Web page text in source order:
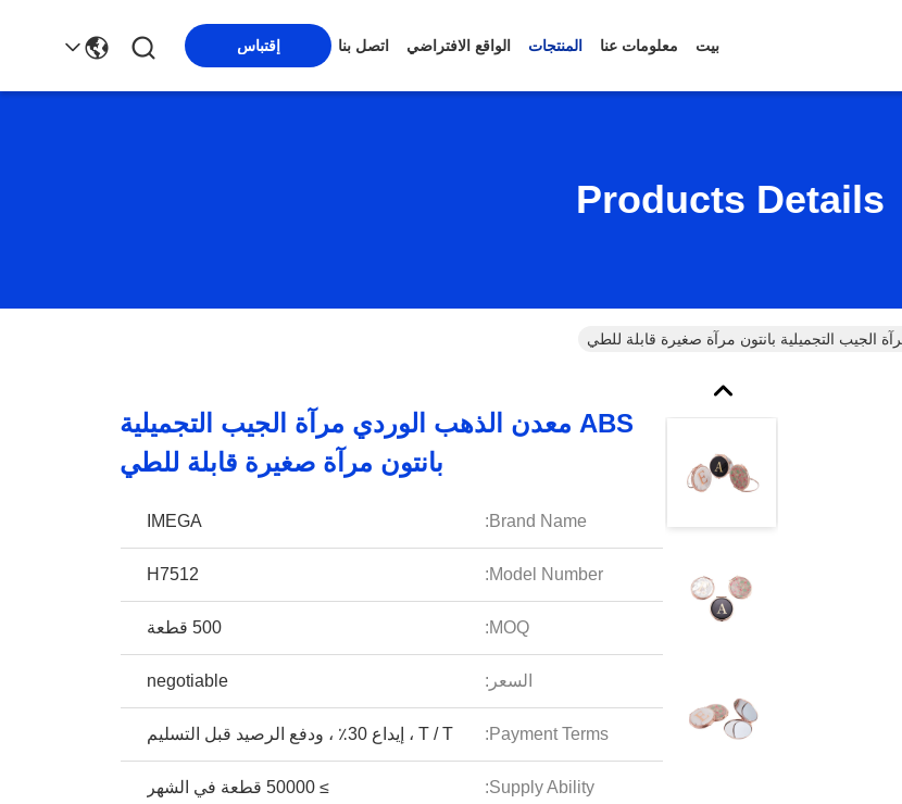
بيت معلومات عنا المنتجات الواقع الافتراضي اتصل بنا إقتباس
Products Details
ABS معدن الذهب الوردي مرآة الجيب التجميلية
بانتون مرآة صغيرة قابلة للطي
Brand Name:
IMEGA
Model Number:
H7512
MOQ: 500 قطعة
السعر: negotiable
Payment Terms: T / T ، إيداع 30٪ ، ودفع الرصيد قبل التسليم
Supply Ability: ≥ 50000 قطعة في الشهر